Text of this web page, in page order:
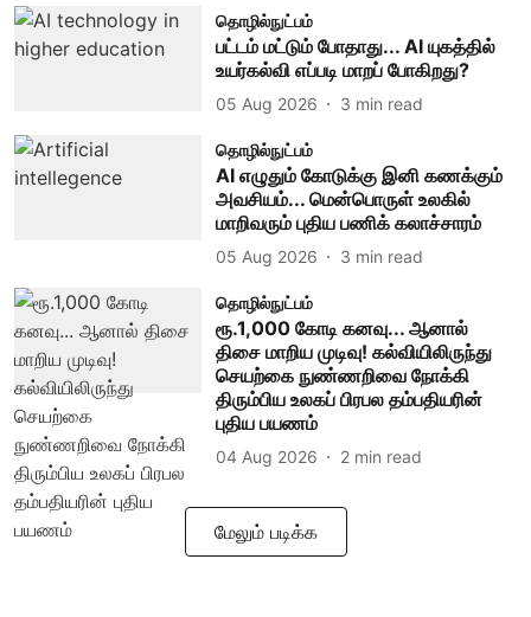
தொழில்நுட்பம்
பட்டம் மட்டும் போதாது... AI யுகத்தில்
உயர்கல்வி எப்படி மாறப் போகிறது?
05 Aug 2026 3 min read
தொழில்நுட்பம்
AI எழுதும் கோடுக்கு இனி கணக்கும்
அவசியம்... மென்பொருள் உலகில்
மாறிவரும் புதிய பணிக் கலாச்சாரம்
05 Aug 2026 3 min read
தொழில்நுட்பம்
ரூ.1,000 கோடி கனவு... ஆனால்
திசை மாறிய முடிவு! கல்வியிலிருந்து
செயற்கை நுண்ணறிவை நோக்கி
திரும்பிய உலகப் பிரபல தம்பதியரின்
புதிய பயணம்
04 Aug 2026 2 min read
மேலும் படிக்க